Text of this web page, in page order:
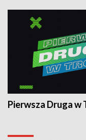
Pierwsza Druga w